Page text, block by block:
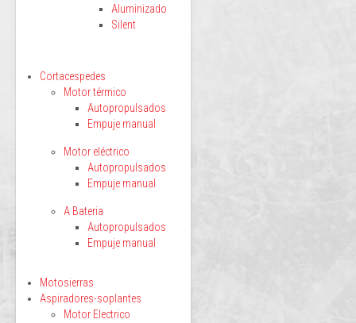
Aluminizado
Silent
Cortacespedes
Motor térmico
Autopropulsados
Empuje manual
Motor eléctrico
Autopropulsados
Empuje manual
A Bateria
Autopropulsados
Empuje manual
Motosierras
Aspiradores-soplantes
Motor Electrico